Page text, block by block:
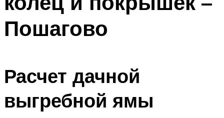
Пошагово
Расчет дачной
выгребной ямы